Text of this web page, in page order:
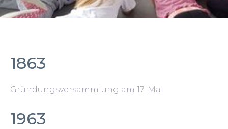
1863
Gründungsversammlung am 17. Mai
1963